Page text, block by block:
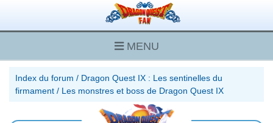
MENU
Index du forum / Dragon Quest IX : Les sentinelles du
firmament / Les monstres et boss de Dragon Quest IX